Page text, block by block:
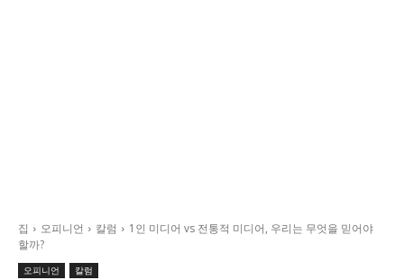
문화
집 오피니언 칼럼
1인 미디어 vs 전통적 미디어, 우리는 무엇을 믿어야
할까?
오피니언 칼럼